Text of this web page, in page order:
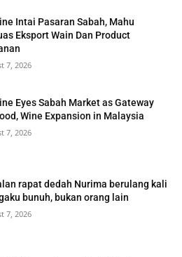
Intai Pasaran Sabah, Mahu
Eksport Wain Dan Product
7, 2026
Eyes Sabah Market as Gateway
Wine Expansion in Malaysia
7, 2026
rapat dedah Nurima berulang kali
bunuh, bukan orang lain
7, 2026